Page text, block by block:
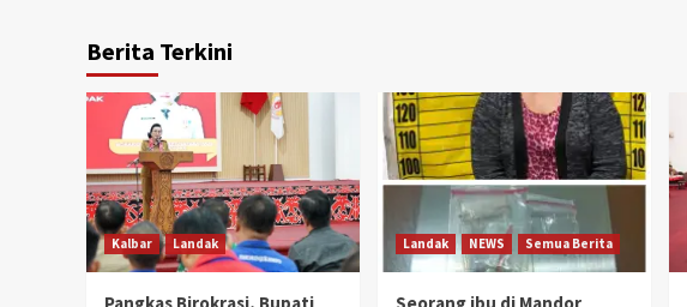
Berita Terkini
Kalbar Landak Landak NEWS Semua Berita